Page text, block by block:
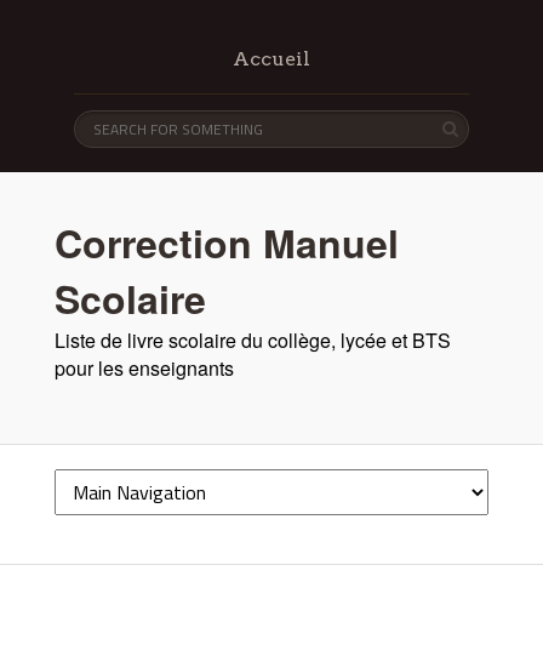
Accueil
Correction Manuel
Scolaire
Liste de livre scolaire du collège, lycée et BTS
pour les enseignants